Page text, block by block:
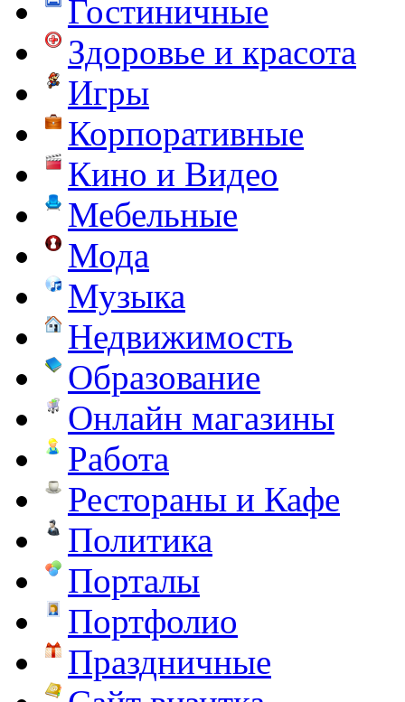
Гостиничные
Здоровье и красота
Игры
Корпоративные
Кино и Видео
Мебельные
Мода
Музыка
Недвижимость
Образование
Онлайн магазины
Работа
Рестораны и Кафе
Политика
Порталы
Портфолио
Праздничные